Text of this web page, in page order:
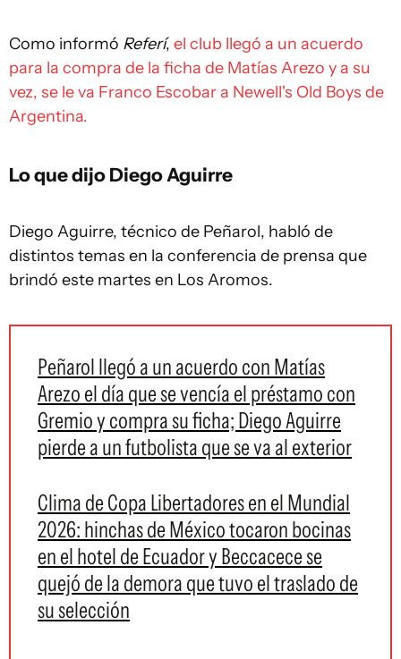
Como informó Referí, el club llegó a un acuerdo
para la compra de la ficha de Matías Arezo y a su
vez, se le va Franco Escobar a Newell's Old Boys de
Argentina.
Lo que dijo Diego Aguirre
Diego Aguirre, técnico de Peñarol, habló de
distintos temas en la conferencia de prensa que
brindó este martes en Los Aromos.
Peñarol llegó a un acuerdo con Matías
Arezo el día que se vencía el préstamo con
Gremio y compra su ficha; Diego Aguirre
pierde a un futbolista que se va al exterior
Clima de Copa Libertadores en el Mundial
2026: hinchas de México tocaron bocinas
en el hotel de Ecuador y Beccacece se
quejó de la demora que tuvo el traslado de
su selección